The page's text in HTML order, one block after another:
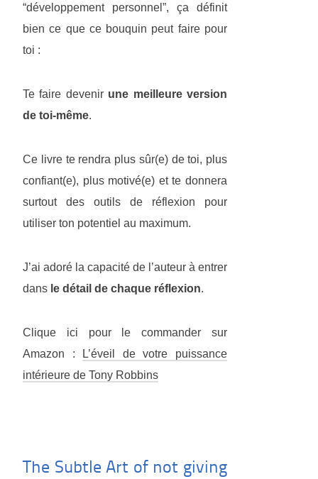
“développement personnel”, ça définit
bien ce que ce bouquin peut faire pour
toi :
Te faire devenir une meilleure version
de toi-même.
Ce livre te rendra plus sûr(e) de toi, plus
confiant(e), plus motivé(e) et te donnera
surtout des outils de réflexion pour
utiliser ton potentiel au maximum.
J’ai adoré la capacité de l’auteur à entrer
dans le détail de chaque réflexion.
Clique ici pour le commander sur
Amazon :
L’éveil de votre puissance
intérieure de Tony Robbins
The Subtle Art of not giving